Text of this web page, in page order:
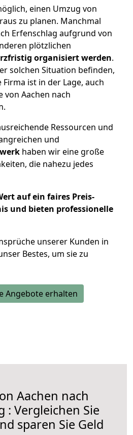
einen Umzug von
zu planen. Manchmal
Erfenschlag aufgrund von
plötzlichen
organisiert werden.
solchen Situation befinden,
ist in der Lage, auch
Aachen nach
Ressourcen und
und
haben wir eine große
die nahezu jedes
auf ein faires Preis-
und bieten professionelle
unserer Kunden in
Bestes, um sie zu
Angebote erhalten
Aachen nach
: Vergleichen Sie
sparen Sie Geld